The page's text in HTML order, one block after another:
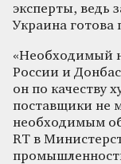
эксперты, ведь
Украина готова
«Необходимый
России и
он по качеству
поставщики не
необходимым
RT в